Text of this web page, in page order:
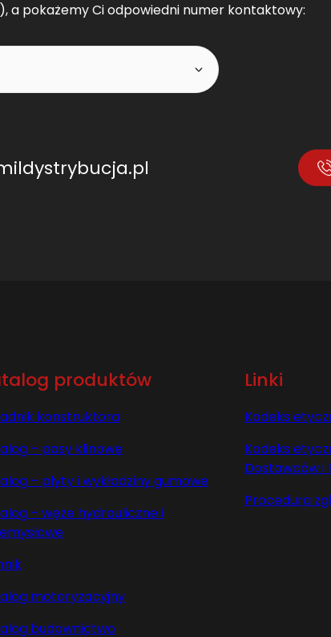
a pokażemy Ci odpowiedni numer kontaktowy:
produktów
konstruktora
– pasy klinowe
– płyty i wykładziny gumowe
– węże hydrauliczne i
motoryzacyjny
budownictwo
Linki
Kodeks
Kodeks
Dostawców i
Procedura